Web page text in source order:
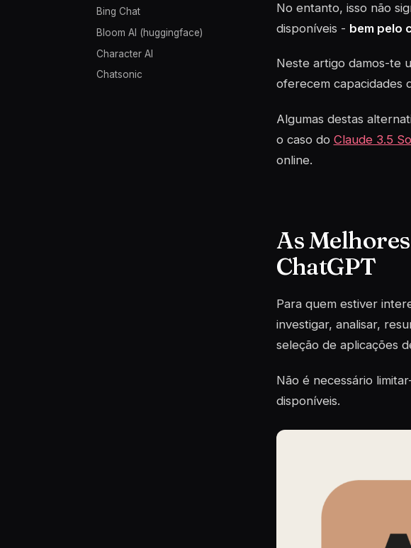
Bing Chat
Bloom AI (huggingface)
Character AI
Chatsonic
No entanto, isso não
disponíveis - bem pelo
Neste artigo damos-te
oferecem capacidades
Algumas destas
o caso do Claude 3.5
online.
As
ChatGPT
Para quem estiver
investigar, analisar,
seleção de aplicações
Não é necessário
disponíveis.